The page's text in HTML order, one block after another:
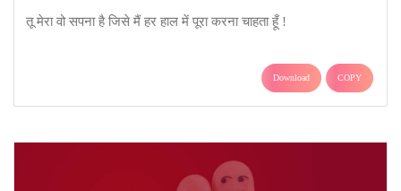
तू मेरा वो सपना है जिसे मैं हर हाल में पूरा करना चाहता हूँ !
Download COPY